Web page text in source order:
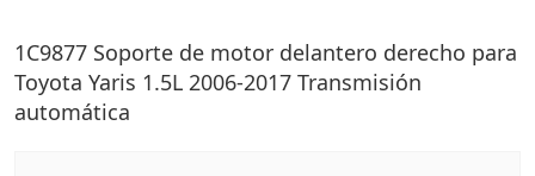
1C9877 Soporte de motor delantero derecho para
Toyota Yaris 1.5L 2006-2017 Transmisión
automática